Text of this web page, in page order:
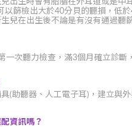
出生時會有胎脂在外耳道或是中
以篩檢出大於40分貝的聽損，低
兒在出生後不論是有沒有通過聽
一次聽力檢查，滿3個月確立診斷
(助聽器、人工電子耳)，建立與
資訊嗎？